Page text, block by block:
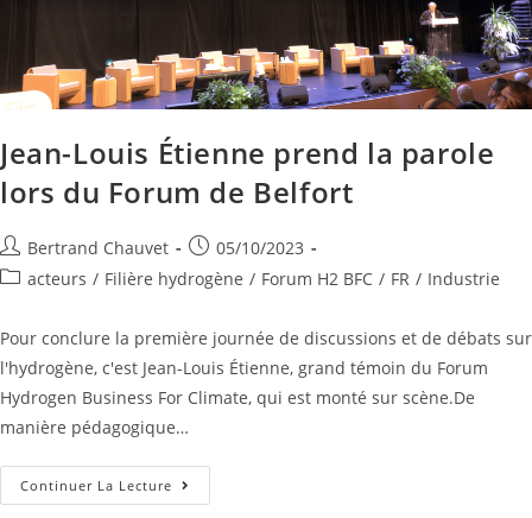
Jean-Louis Étienne prend la parole
lors du Forum de Belfort
Bertrand Chauvet
05/10/2023
acteurs / Filière hydrogène / Forum H2 BFC / FR / Industrie
Pour conclure la première journée de discussions et de débats sur
l'hydrogène, c'est Jean-Louis Étienne, grand témoin du Forum
Hydrogen Business For Climate, qui est monté sur scène.De
manière pédagogique…
Continuer La Lecture